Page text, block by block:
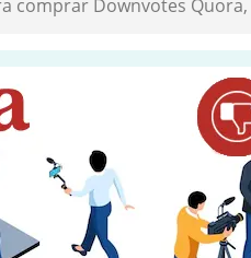
comprar Downvotes